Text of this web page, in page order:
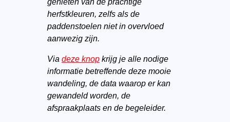
genieten van de prachtige
herfstkleuren, zelfs als de
paddenstoelen niet in overvloed
aanwezig zijn.
Via deze knopkrijg je alle nodige
informatie betreffende deze mooie
wandeling, de data waarop er kan
gewandeld worden, de
afspraakplaats en de begeleider.